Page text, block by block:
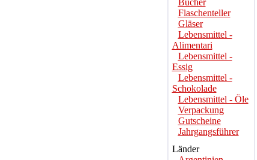
Bücher
Flaschenteller
Gläser
Lebensmittel -
Alimentari
Lebensmittel -
Essig
Lebensmittel -
Schokolade
Lebensmittel - Öle
Verpackung
Gutscheine
Jahrgangsführer
Länder